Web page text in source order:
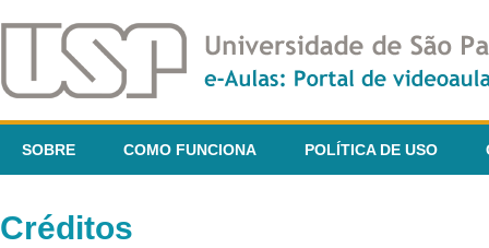
SOBRE COMO FUNCIONA POLÍTICA DE USO
Créditos